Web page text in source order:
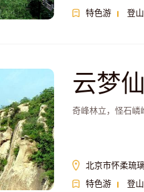
特色游
登山
云梦
奇峰林立，怪石嶙
北京市怀柔琉
特色游
登山